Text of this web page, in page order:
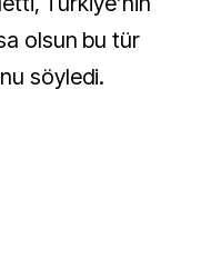
olsun bu tür
söyledi.